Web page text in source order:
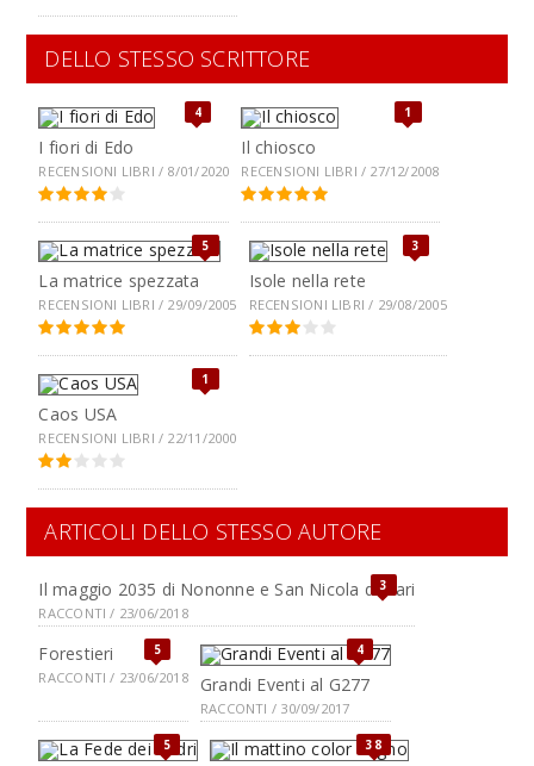
DELLO STESSO SCRITTORE
4
I fiori di Edo
RECENSIONI LIBRI / 8/01/2020
1
Il chiosco
RECENSIONI LIBRI / 27/12/2008
5
La matrice spezzata
RECENSIONI LIBRI / 29/09/2005
3
Isole nella rete
RECENSIONI LIBRI / 29/08/2005
1
Caos USA
RECENSIONI LIBRI / 22/11/2000
ARTICOLI DELLO STESSO AUTORE
3
Il maggio 2035 di Nononne e San Nicola di Bari
RACCONTI / 23/06/2018
5
Forestieri
RACCONTI / 23/06/2018
4
Grandi Eventi al G277
RACCONTI / 30/09/2017
5 38